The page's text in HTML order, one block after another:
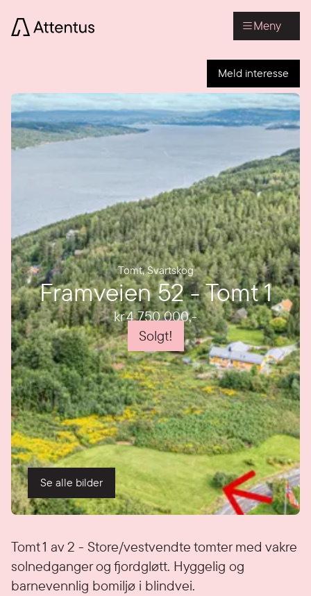
Meny
Meld interesse
Tomt,Svartskog
Framveien 52 - Tomt 1
kr 4 750 000,-
Solgt!
Se alle bilder
Tomt 1 av 2 - Store/vestvendte tomter med vakre
solnedganger og fjordgløtt. Hyggelig og
barnevennlig bomiljø i blindvei.
Detaljer